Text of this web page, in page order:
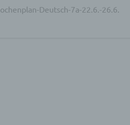
Deutsch-7a-22.6.-26.6.